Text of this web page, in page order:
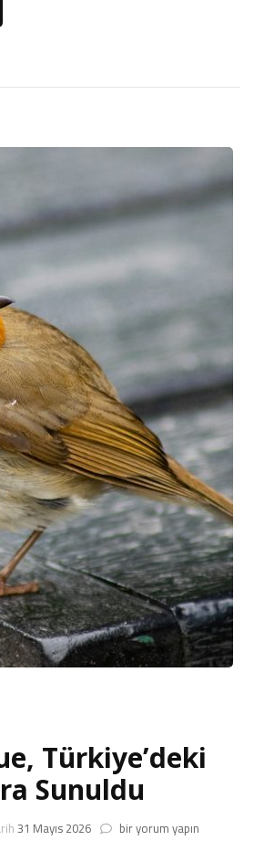
Türkiye’deki
Sunuldu
31 Mayıs 2026 Twitter
bir yorum yapın